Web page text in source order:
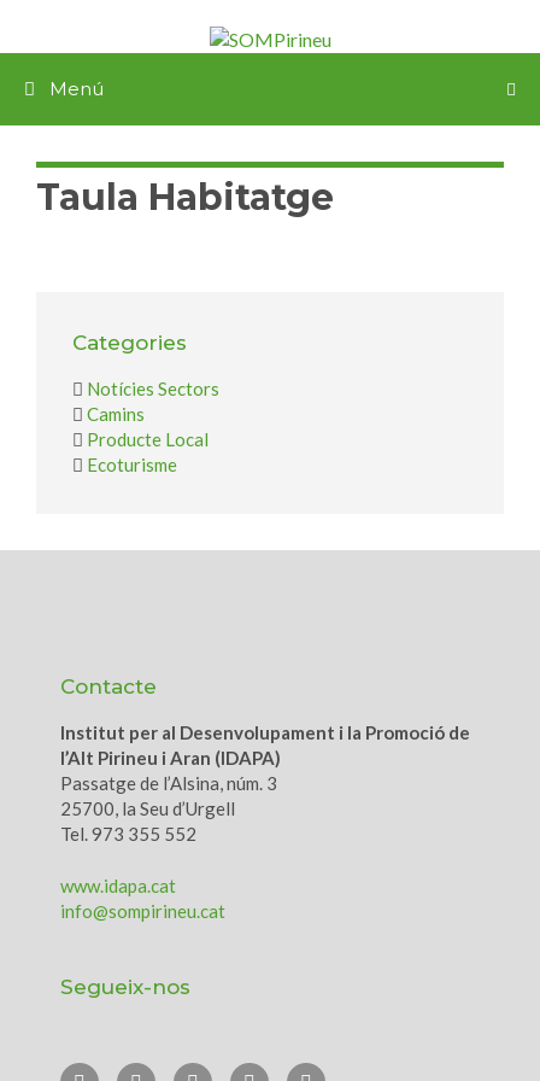
Menú
Taula Habitatge
Categories
Notícies Sectors
Camins
Producte Local
Ecoturisme
Contacte
Institut per al Desenvolupament i la Promoció de
l’Alt Pirineu i Aran (IDAPA)
Passatge de l’Alsina, núm. 3
25700, la Seu d’Urgell
Tel. 973 355 552
www.idapa.cat
info@sompirineu.cat
Segueix-nos